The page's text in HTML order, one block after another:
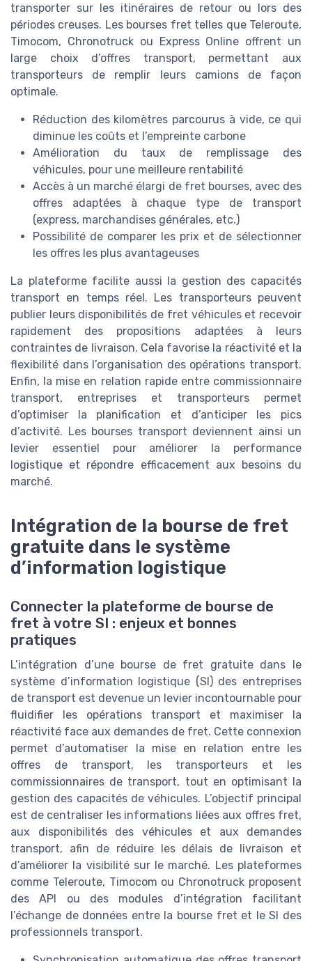
transporter sur les itinéraires de retour ou lors des
périodes creuses. Les bourses fret telles que Teleroute,
Timocom, Chronotruck ou Express Online offrent un
large choix d’offres transport, permettant aux
transporteurs de remplir leurs camions de façon
optimale.
Réduction des kilomètres parcourus à vide, ce qui
diminue les coûts et l’empreinte carbone
Amélioration du taux de remplissage des
véhicules, pour une meilleure rentabilité
Accès à un marché élargi de fret bourses, avec des
offres adaptées à chaque type de transport
(express, marchandises générales, etc.)
Possibilité de comparer les prix et de sélectionner
les offres les plus avantageuses
La plateforme facilite aussi la gestion des capacités
transport en temps réel. Les transporteurs peuvent
publier leurs disponibilités de fret véhicules et recevoir
rapidement des propositions adaptées à leurs
contraintes de livraison. Cela favorise la réactivité et la
flexibilité dans l’organisation des opérations transport.
Enfin, la mise en relation rapide entre commissionnaire
transport, entreprises et transporteurs permet
d’optimiser la planification et d’anticiper les pics
d’activité. Les bourses transport deviennent ainsi un
levier essentiel pour améliorer la performance
logistique et répondre efficacement aux besoins du
marché.
Intégration de la bourse de fret
gratuite dans le système
d’information logistique
Connecter la plateforme de bourse de
fret à votre SI : enjeux et bonnes
pratiques
L’intégration d’une bourse de fret gratuite dans le
système d’information logistique (SI) des entreprises
de transport est devenue un levier incontournable pour
fluidifier les opérations transport et maximiser la
réactivité face aux demandes de fret. Cette connexion
permet d’automatiser la mise en relation entre les
offres de transport, les transporteurs et les
commissionnaires de transport, tout en optimisant la
gestion des capacités de véhicules. L’objectif principal
est de centraliser les informations liées aux offres fret,
aux disponibilités des véhicules et aux demandes
transport, afin de réduire les délais de livraison et
d’améliorer la visibilité sur le marché. Les plateformes
comme Teleroute, Timocom ou Chronotruck proposent
des API ou des modules d’intégration facilitant
l’échange de données entre la bourse fret et le SI des
professionnels transport.